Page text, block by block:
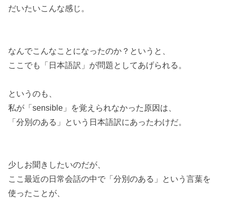
だいたいこんな感じ。
なんでこんなことになったのか？というと、
ここでも「日本語訳」が問題としてあげられる。
というのも、
私が「sensible」を覚えられなかった原因は、
「分別のある」という日本語訳にあったわけだ。
少しお聞きしたいのだが、
ここ最近の日常会話の中で「分別のある」という言葉を
使ったことが、